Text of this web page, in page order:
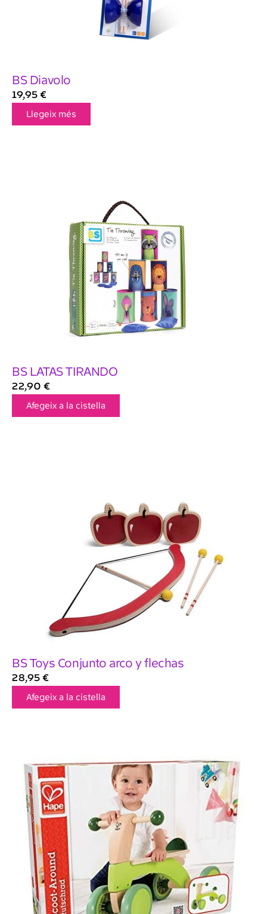
BS Diavolo
19,95 €
Llegeix més
BS LATAS TIRANDO
22,90 €
Afegeix a la cistella
BS Toys Conjunto arco y flechas
28,95 €
Afegeix a la cistella